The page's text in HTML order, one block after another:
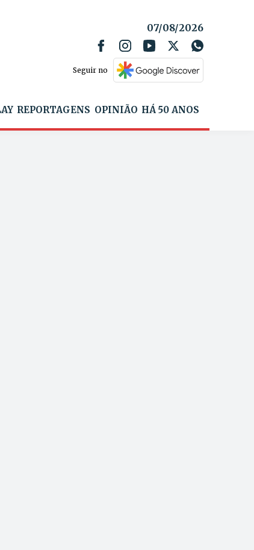
07/08/2026
Seguir no
REPORTAGENS OPINIÃO HÁ 50 ANOS